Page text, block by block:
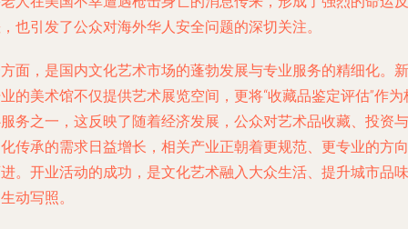
也引发了公众对海外华人安全问题的深切关注。
面，是国内文化艺术市场的蓬勃发展与专业服务的精细化。新
的美术馆不仅提供艺术展览空间，更将“收藏品鉴定评估”作为
务之一，这反映了随着经济发展，公众对艺术品收藏、投资与
传承的需求日益增长，相关产业正朝着更规范、更专业的方向
。开业活动的成功，是文化艺术融入大众生活、提升城市品味
动写照。